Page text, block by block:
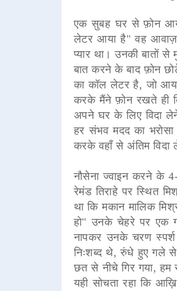
एक सुबह घर से फ़ोन
लेटर आया है" वह आवाज़
प्यार था। उनकी बातों
बात करने के बाद फ़ोन
का कॉल लेटर है, जो आया
करके मैंने फ़ोन रखते ही
अपने घर के लिए विदा लेने
हर संभव मदद का
करके वहाँ से अंतिम विदा
नौसेना ज्वाइन करने के
रेमंड तिराहेपर स्थित
था कि मकान मालिक
हो" उनके चेहरे पर एक
नापकर उनके चरण
निःशब्द थे, रुंधे हुए गले
छत से नीचे गिर गया,
यही सोचता रहा कि